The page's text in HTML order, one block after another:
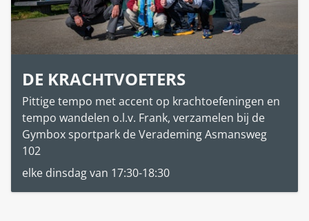
DE KRACHTVOETERS
Pittige tempo met accent op krachtoefeningen en
tempo wandelen o.l.v. Frank, verzamelen bij de
Gymbox sportpark de Verademing Asmansweg
102
elke dinsdag van 17:30-18:30